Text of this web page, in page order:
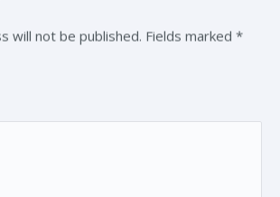
will not be published. Fields marked *